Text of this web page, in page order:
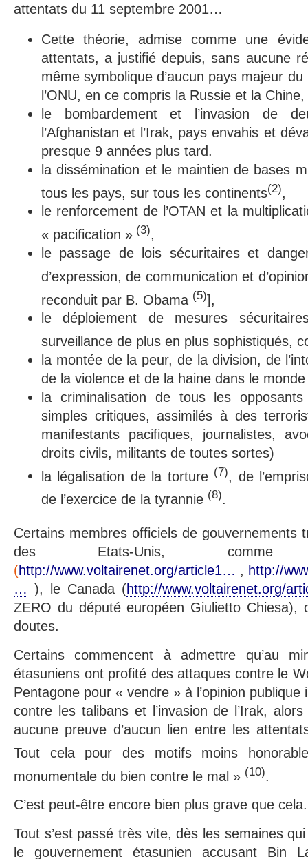
attentats du 11 septembre 2001…
Cette théorie, admise comme une
attentats, a justifié depuis, sans aucune
même symbolique d’aucun pays majeur
l’ONU, en ce compris la Russie et la Chine,
le bombardement et l’invasion de
l’Afghanistan et l’Irak, pays envahis et
presque 9 années plus tard.
la dissémination et le maintien de bases
tous les pays, sur tous les continents(2)
le renforcement de l’OTAN et la
« pacification » (3),
le passage de lois sécuritaires et
d’expression, de communication et
reconduit par B. Obama (5)],
le déploiement de mesures
surveillance de plus en plus sophistiqués,
la montée de la peur, de la division, de
de la violence et de la haine dans le
la criminalisation de tous les
simples critiques, assimilés à des
manifestants pacifiques, journalistes,
droits civils, militants de toutes sortes)
la légalisation de la torture (7), de
de l’exercice de la tyrannie (8).
Certains membres officiels de gouvernements
des Etats-Unis,
(http://www.voltairenet.org/article1… , http://
… ), le Canada (http://www.voltairenet.org/
ZERO du député européen Giulietto Chiesa),
doutes.
Certains commencent à admettre qu’au
étasuniens ont profité des attaques contre le
Pentagone pour « vendre » à l’opinion
contre les talibans et l’invasion de l’Irak, alors
aucune preuve d’aucun lien entre les
Tout cela pour des motifs moins
monumentale du bien contre le mal » (10).
C’est peut-être encore bien plus grave que cela.
Tout s’est passé très vite, dès les semaines
le gouvernement étasunien accusant Bin